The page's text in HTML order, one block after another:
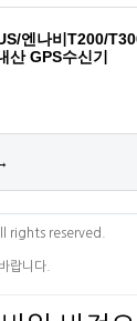
엔나비T200/
GPS수신기
rights reserved.
랍니다.